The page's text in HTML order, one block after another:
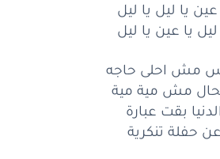
حفلةتنكرية
علىحدسالك
يا دنياحد
تخوف
عين يا ليل يا ليل
ليل يا عين يا ليل
مش احلى حاجه
مش مية مية
الدنيا بقت عبارة
عن حفلة تنكرية